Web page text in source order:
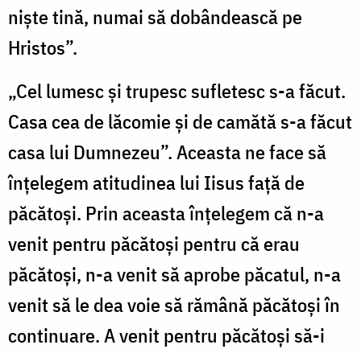
nişte tină, numai să dobândească pe
Hristos”.
„Cel lumesc şi trupesc sufletesc s-a făcut.
Casa cea de lăcomie şi de camătă s-a făcut
casa lui Dumnezeu”. Aceasta ne face să
înţelegem atitudinea lui Iisus faţă de
păcătoşi. Prin aceasta înţelegem că n-a
venit pentru păcătoşi pentru că erau
păcătoşi, n-a venit să aprobe păcatul, n-a
venit să le dea voie să rămână păcătoşi în
continuare. A venit pentru păcătoşi să-i